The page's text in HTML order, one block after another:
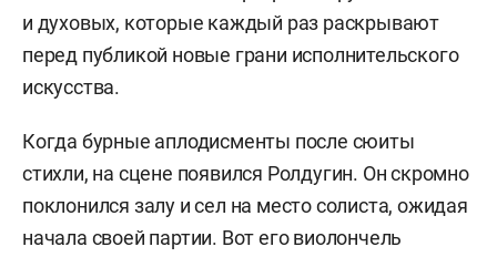
и духовых, которые каждый раз раскрывают
перед публикой новые грани исполнительского
искусства.
Когда бурные аплодисменты после сюиты
стихли, на сцене появился Ролдугин. Он скромно
поклонился залу и сел на место солиста, ожидая
начала своей партии. Вот его виолончель